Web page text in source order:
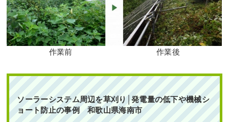
作業前 作業後
ソーラーシステム周辺を草刈り│発電量の低下や機械シ
ョート防止の事例 和歌山県海南市